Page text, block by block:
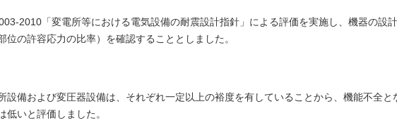
2010「変電所等における電気設備の耐震設計指針」による評価を実施し、機器の設
の許容応力の比率）を確認することとしました。
設備および変圧器設備は、それぞれ一定以上の裕度を有していることから、機能不全と
いと評価しました。